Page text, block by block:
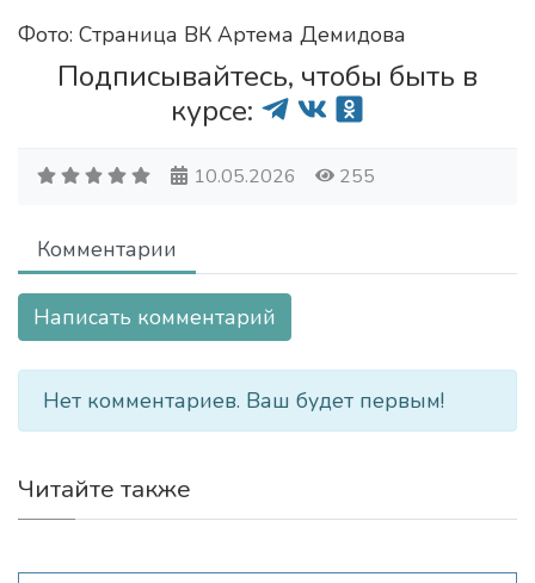
Фото: Страница ВК Артема Демидова
Подписывайтесь, чтобы быть в
курсе:
10.05.2026 255
Комментарии
Написать комментарий
Нет комментариев. Ваш будет первым!
Читайте также